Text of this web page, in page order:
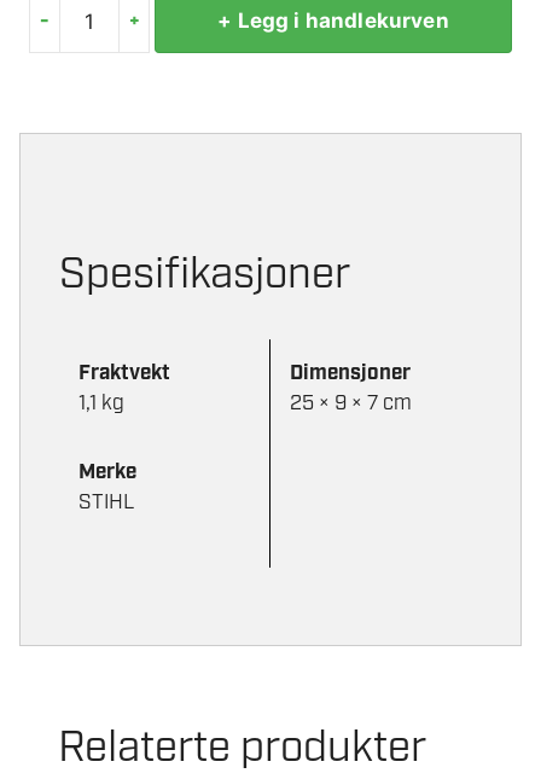
- + + Legg i handlekurven
Spesifikasjoner
Fraktvekt
1,1 kg
Dimensjoner
25 × 9 × 7 cm
Merke
STIHL
Relaterte produkter